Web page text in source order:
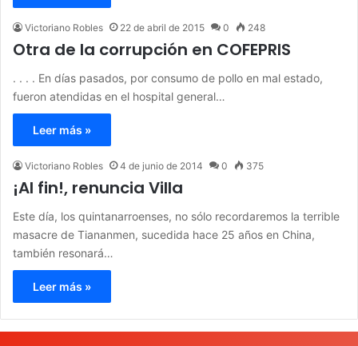
Victoriano Robles 22 de abril de 2015 0 248
Otra de la corrupción en COFEPRIS
. . . . En días pasados, por consumo de pollo en mal estado,
fueron atendidas en el hospital general…
Leer más »
Victoriano Robles 4 de junio de 2014 0 375
¡Al fin!, renuncia Villa
Este día, los quintanarroenses, no sólo recordaremos la terrible
masacre de Tiananmen, sucedida hace 25 años en China,
también resonará…
Leer más »